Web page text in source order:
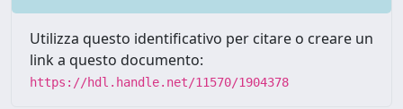
Utilizza questo identificativo per citare o creare un
link a questo documento:
https://hdl.handle.net/11570/1904378